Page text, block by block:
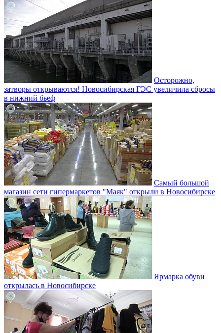
Осторожно,
затворы открываются! Новосибирская ГЭС увеличила сбросы
в нижний бьеф
Самый большой
магазин сети гипермаркетов "Маяк" открыли в Новосибирске
Ярмарка обуви
открылась в Новосибирске